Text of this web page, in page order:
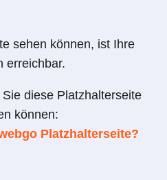
sehen können, ist Ihre
erreichbar.
diese Platzhalterseite
können:
Platzhalterseite?